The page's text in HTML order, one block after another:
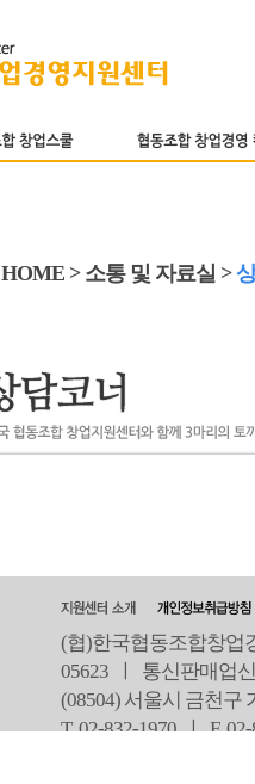
HOME > 소통 및 자료실 >
(협)한국협동조합창업
05623 ㅣ 통신판매업
(08504) 서울시 금천구
T 02-832-1970 ㅣF